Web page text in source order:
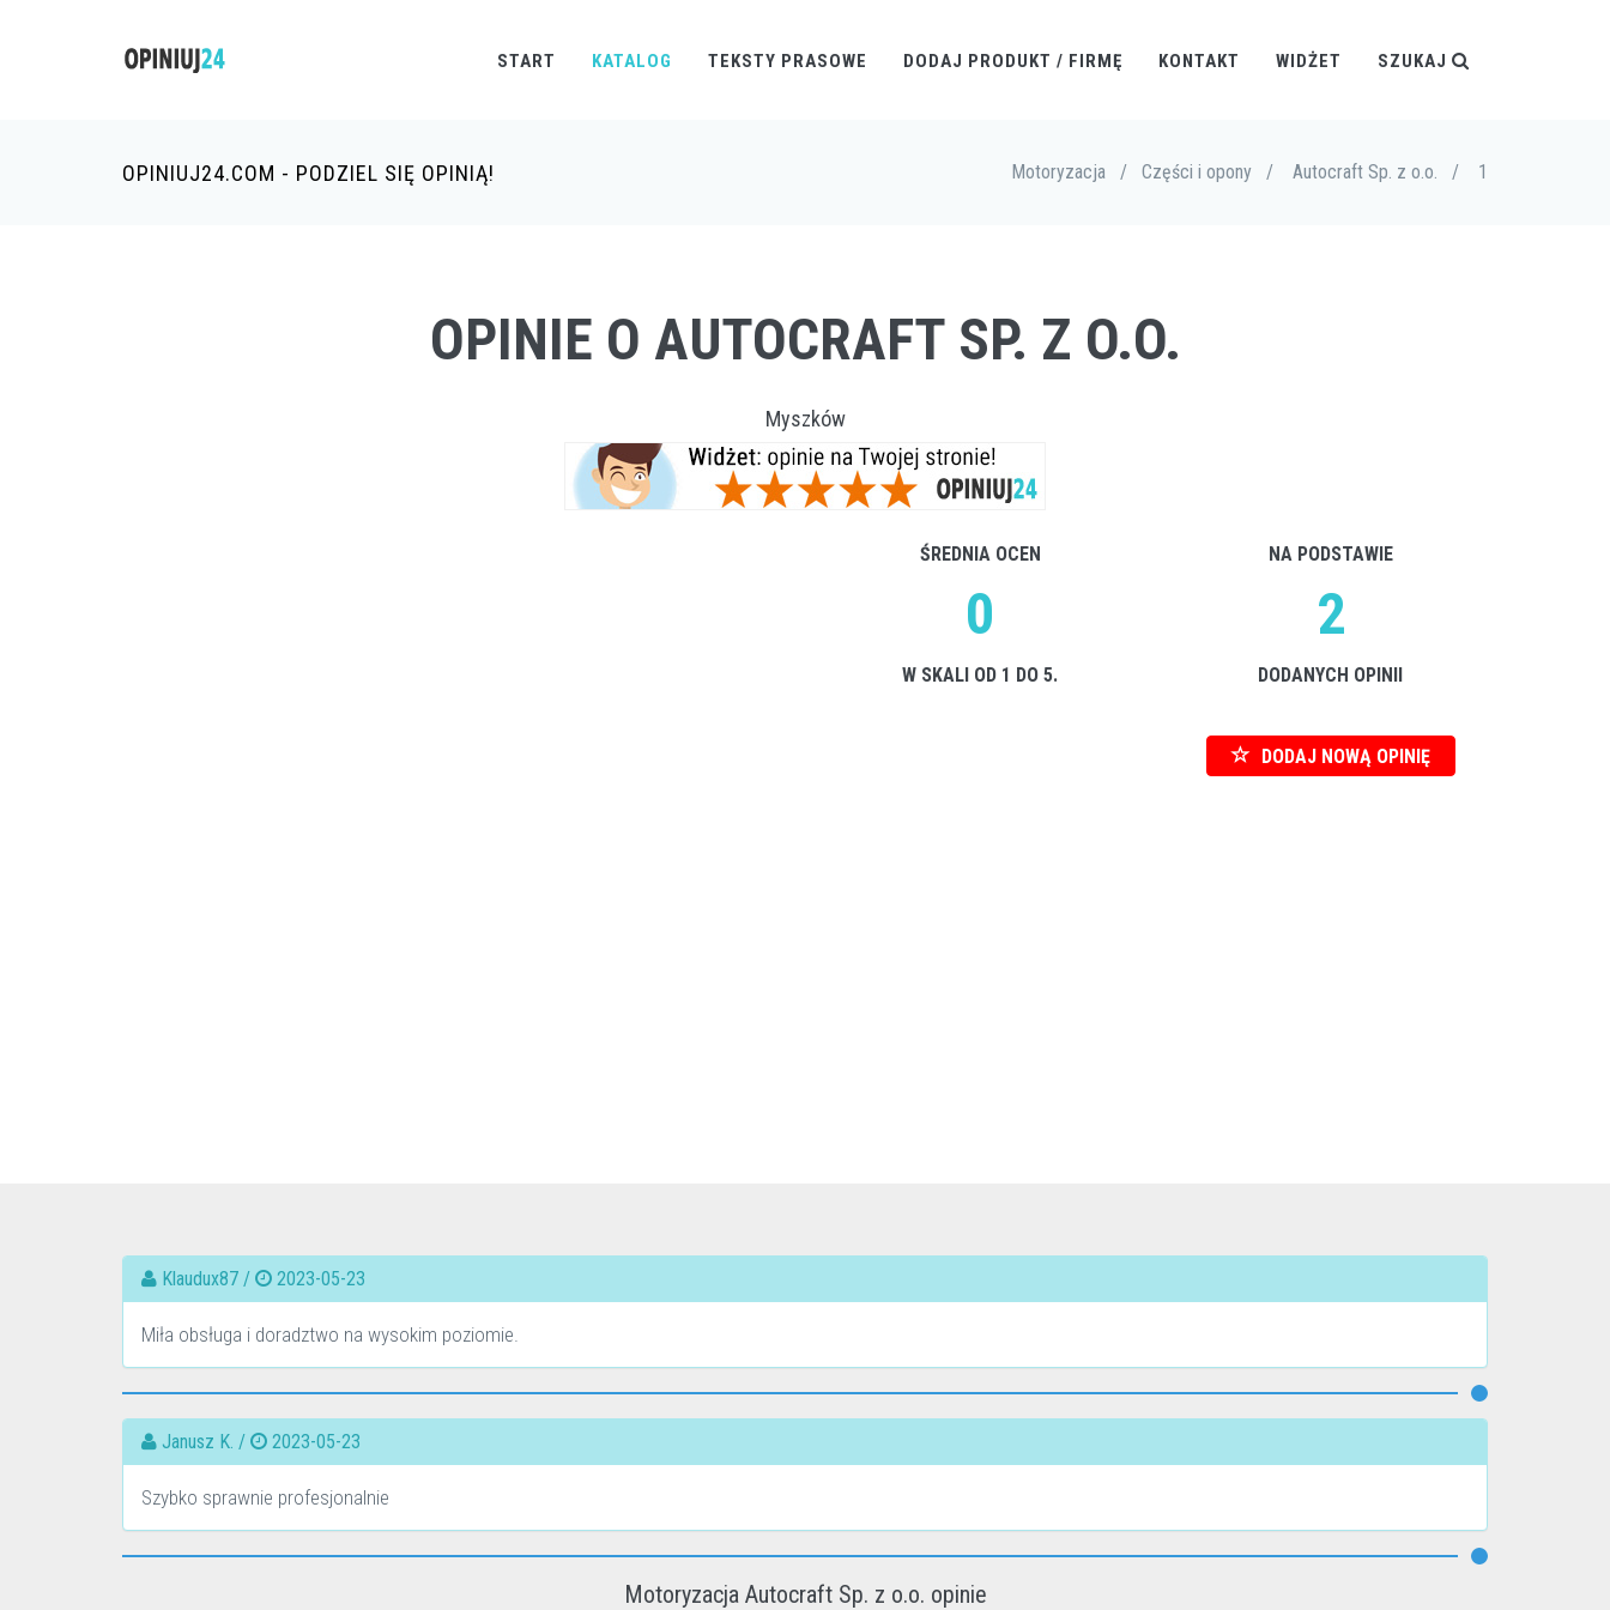
START KATALOG TEKSTY PRASOWE DODAJ PRODUKT / FIRMĘ KONTAKT WIDŻET SZUKAJ
OPINIUJ24.COM - PODZIEL SIĘ OPINIĄ! Motoryzacja / Części i opony / Autocraft Sp. z o.o. / 1
OPINIE O AUTOCRAFT SP. Z O.O.
Myszków
ŚREDNIA OCEN
0
W SKALI OD 1 DO 5.
NA PODSTAWIE
2
DODANYCH OPINII
DODAJ NOWĄ OPINIĘ
Klaudux87 / 2023-05-23
Miła obsługa i doradztwo na wysokim poziomie.
Janusz K. / 2023-05-23
Szybko sprawnie profesjonalnie
Motoryzacja Autocraft Sp. z o.o. opinie